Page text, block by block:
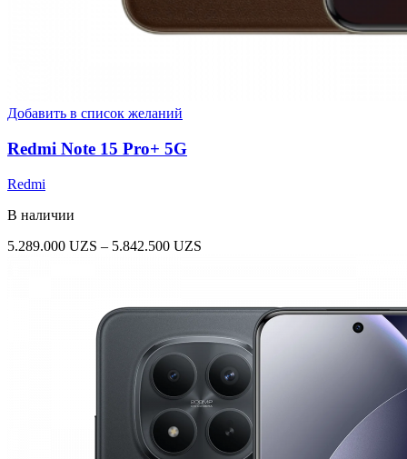
Добавить в список желаний
Redmi Note 15 Pro+ 5G
Redmi
В наличии
5.289.000 UZS – 5.842.500 UZS
5.842.500 UZS